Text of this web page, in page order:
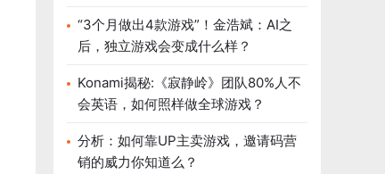
“3个月做出4款游戏”！金浩斌：AI之
后，独立游戏会变成什么样？
Konami揭秘:《寂静岭》团队80%人不
会英语，如何照样做全球游戏？
分析：如何靠UP主卖游戏，邀请码营
销的威力你知道么？